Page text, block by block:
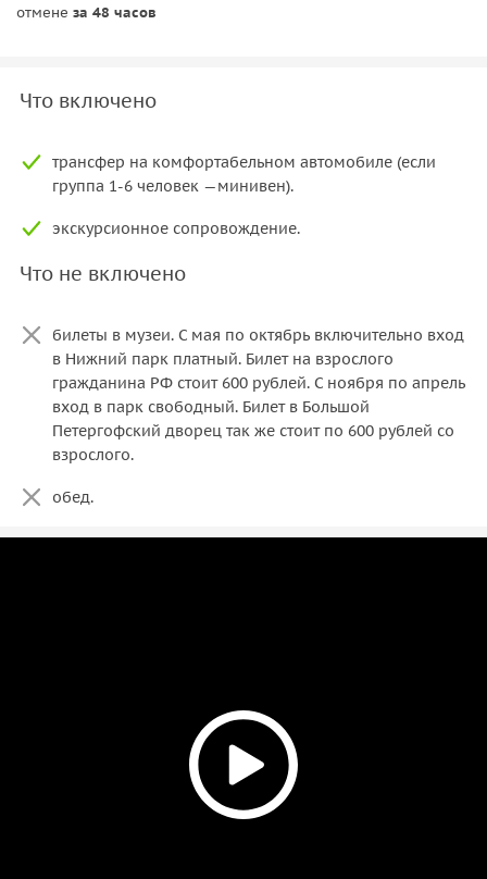
отмене за 48 часов
Что включено
трансфер на комфортабельном автомобиле (если
группа 1-6 человек —минивен).
экскурсионное сопровождение.
Что не включено
билеты в музеи. С мая по октябрь включительно вход
в Нижний парк платный. Билет на взрослого
гражданина РФ стоит 600 рублей. С ноября по апрель
вход в парк свободный. Билет в Большой
Петергофский дворец так же стоит по 600 рублей со
взрослого.
обед.